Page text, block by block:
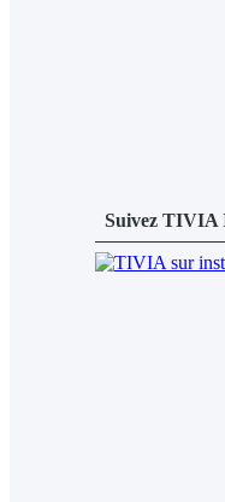
Suivez